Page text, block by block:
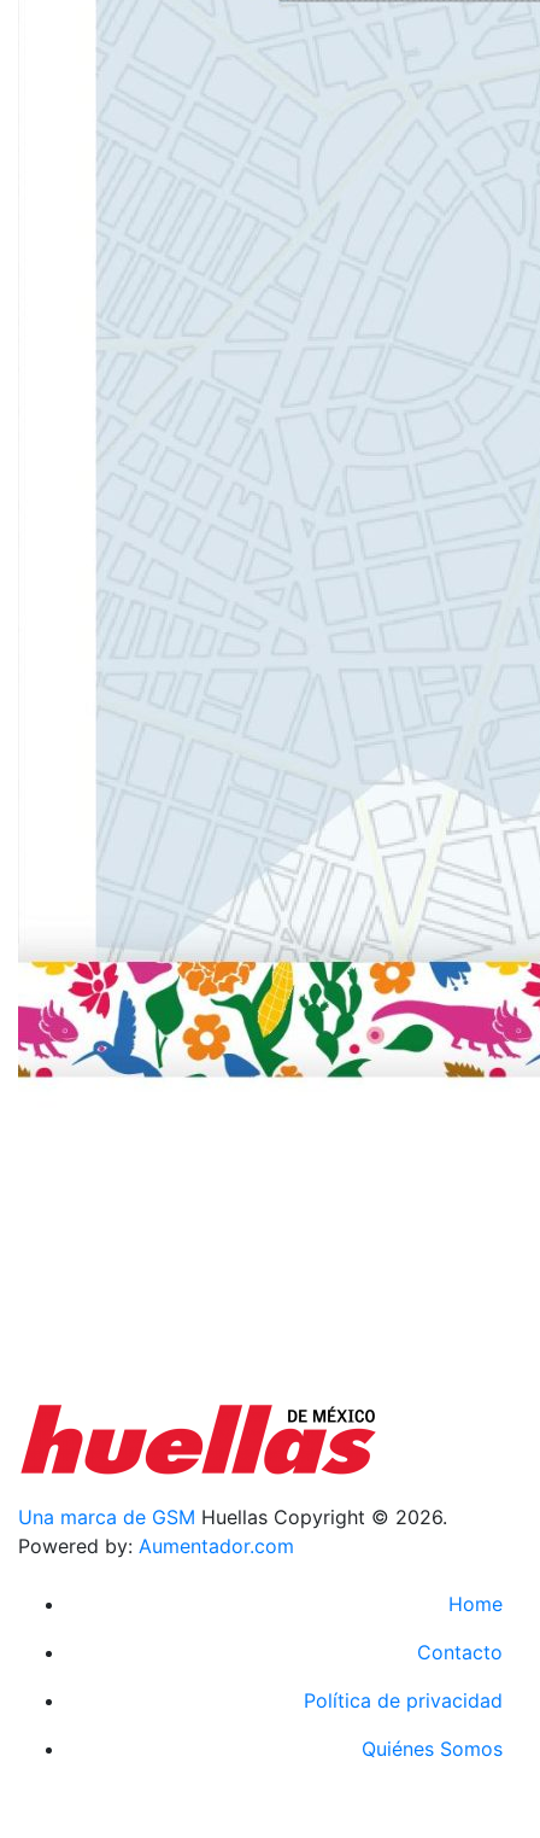
Una marca de GSM Huellas Copyright © 2026.
Powered by: Aumentador.com
Home
Contacto
Política de privacidad
Quiénes Somos